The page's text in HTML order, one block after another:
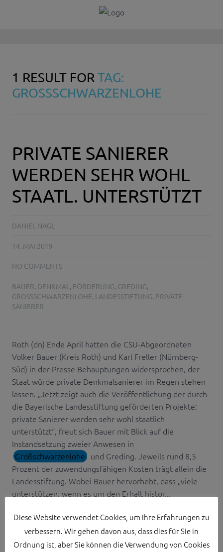
1 RESULT FORTAG:
GROSSSCHWARZENLOHE
PRIVATE SANIERER
WERDEN SEHR WOHL
STAATL. UNTERSTÜTZT
DANIEL NAGL
14. MAI 2019
NO COMMENTS
BAUER, DENKMAL , FÖRDERUNG, GREDING,
GROSSSCHWARZENLOHE , LANDESSTIFTUNG, PRIVATE
SANIERER
Roth (dn) Ende April hatten die CSU-Abgeordneten
Volker Bauer (Kreis Roth) und Karl Freller (Nürnberg-
Süd) in der Presse Behauptungen widersprochen, der
Staat würde private Denkmalsanierer im Regen stehen
lassen. „Jetzt zeigt auch die Veröffentlichung der durch
die Bayerische Landesstiftung geförderten Projekte:
private Sanierer werden sehr wohl staatlich
unterstützt“, freut sich Bauer mit Blick auf die
Instandsetzung zweier Anwesen in
Großschwarzenlohe und Greding. Jeweils rund 8,5
Prozent der zuwendungsfähigen Kosten trägt allein die
Landesstiftung. Wobei Bauer hervorhebt, dass „viele
unterstützen, wenn es um den Erhalt histor...
Diese Website verwendet Cookies, um Ihre Erfahrungen zu
verbessern. Wir gehen davon aus, dass dies für Sie in
Ordnung ist, aber Sie können die Verwendung von Cookies